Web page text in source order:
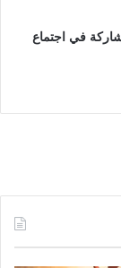
في اجتماع